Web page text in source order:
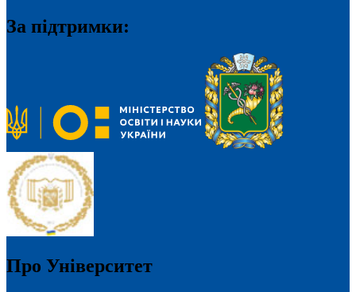
За підтримки:
Про Університет